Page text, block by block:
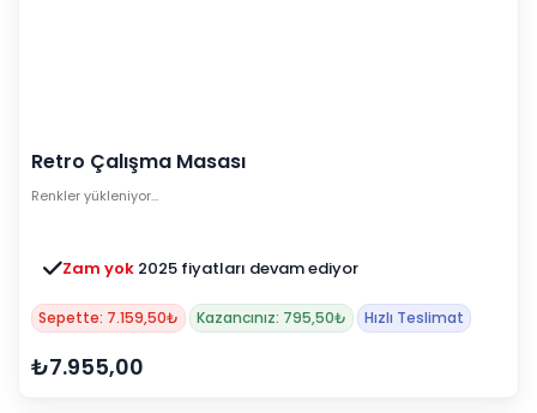
Retro Çalışma Masası
Renkler yükleniyor…
Zam yok 2025 fiyatları devam ediyor
Sepette: 7.159,50₺ Kazancınız: 795,50₺ Hızlı Teslimat
₺7.955,00